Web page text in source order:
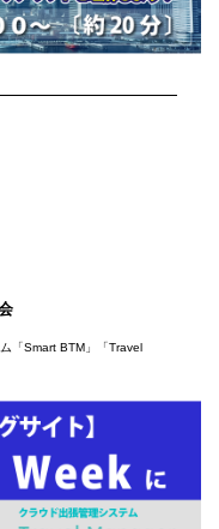
「Smart BTM」「Travel